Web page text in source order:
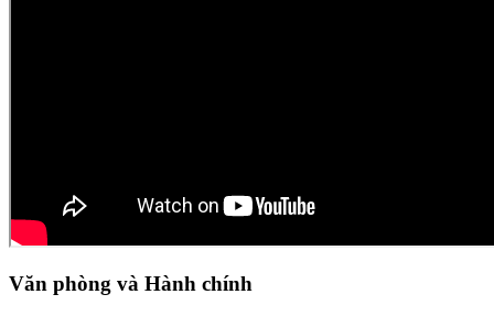
Văn phòng và Hành chính